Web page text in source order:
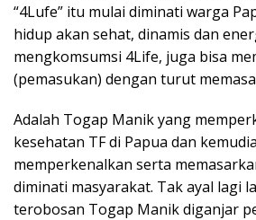
“4Lufe” itu mulai diminati warga
hidup akan sehat, dinamis dan
mengkomsumsi 4Life, juga bisa
(pemasukan) dengan turut
Adalah Togap Manik yang
kesehatan TF di Papua dan
memperkenalkan serta
diminati masyarakat. Tak ayal lagi
terobosan Togap Manik diganjar